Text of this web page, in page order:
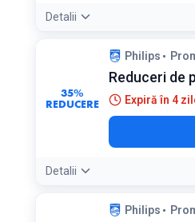
Detalii
35%
REDUCERE
Philips
Reduceri de
Expiră în 4
Detalii
Philips